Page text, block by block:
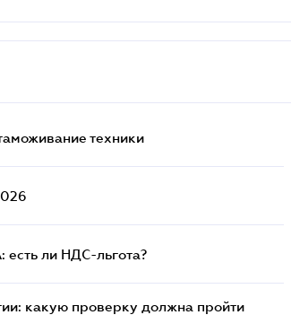
техники
ли НДС-льгота?
какую проверку должна пройти